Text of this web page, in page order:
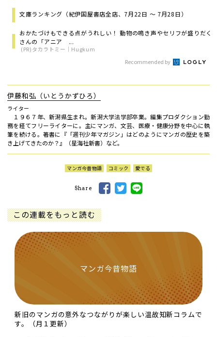
文庫ランキング（紀伊国屋書店全店、7月22日 ～ 7月28日）
おかたづけもできる点がうれしい！ 動物の鳴き声やセリフが盛りだく
さんの「アニア ...
(PR)タカラトミー｜Hugkum
Recommended by
伊藤和弘（いとうかずひろ）
ライター
１９６７年、新潟県生まれ。新潟大学法学部卒業。編集プロダクション勤
務を経てフリーライターに。主にマンガ、文芸、医療・健康分野を中心に執
筆を続ける。著書に『「週刊少年マガジン」はどのようにマンガの歴史を築
き上げてきたのか？』（星海社新書）など。
マンガ今昔物語 コミック 愛でる
Share
この連載をもっと読む
マンガ今昔物語
新旧のマンガの意外なつながりが楽しい温故知新コラムで
す。（月１更新）